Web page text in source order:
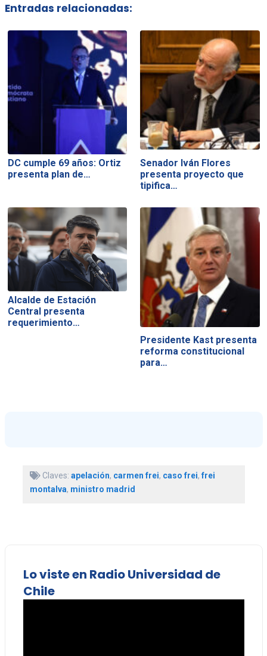
Entradas relacionadas:
DC cumple 69 años: Ortiz
presenta plan de…
Senador Iván Flores
presenta proyecto que
tipifica…
Alcalde de Estación
Central presenta
requerimiento…
Presidente Kast presenta
reforma constitucional
para…
Claves: apelación, carmen frei, caso frei,frei
montalva, ministro madrid
Lo viste en Radio Universidad de
Chile